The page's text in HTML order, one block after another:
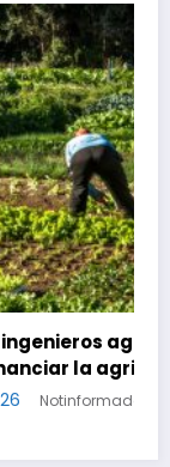
insta a la
familiar